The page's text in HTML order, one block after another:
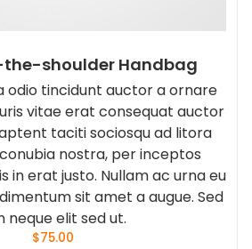
the-shoulder Handbag
odio tincidunt auctor a ornare
vitae erat consequat auctor
taciti sociosqu ad litora
nostra, per inceptos
in erat justo. Nullam ac urna eu
sit amet a augue. Sed
neque elit sed ut.
$75.00